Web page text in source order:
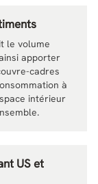
le volume
apporter
cadres
à
intérieur
US et